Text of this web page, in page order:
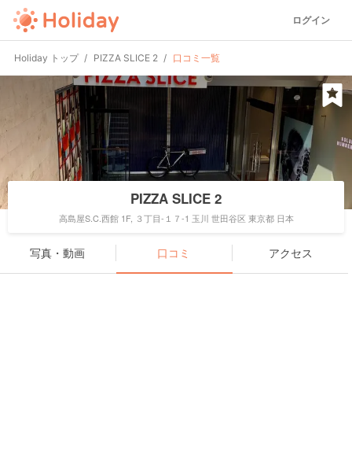
ログイン
Holiday トップ PIZZA SLICE 2 口コミ一覧
PIZZA SLICE 2
高島屋S.C.西館 1F, ３丁目-１７-1 玉川 世田谷区 東京都 日本
写真・動画 口コミ アクセス